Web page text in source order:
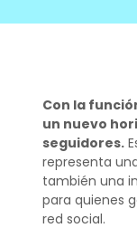
Con la
un nuevo
seguidores.
representa
también una
para quienes
red social.